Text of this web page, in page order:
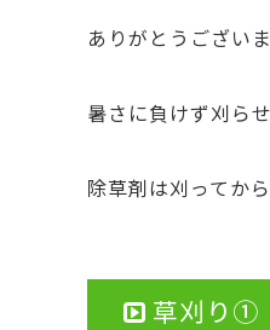
ありがとうござい
暑さに負けず刈ら
除草剤は刈ってか
草刈り①